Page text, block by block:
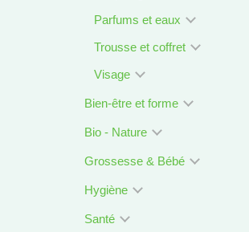
Parfums et eaux
Trousse et coffret
Visage
Bien-être et forme
Bio - Nature
Grossesse & Bébé
Hygiène
Santé